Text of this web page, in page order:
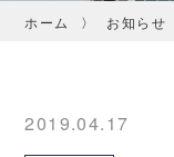
ホーム お知らせ
2019.04.17